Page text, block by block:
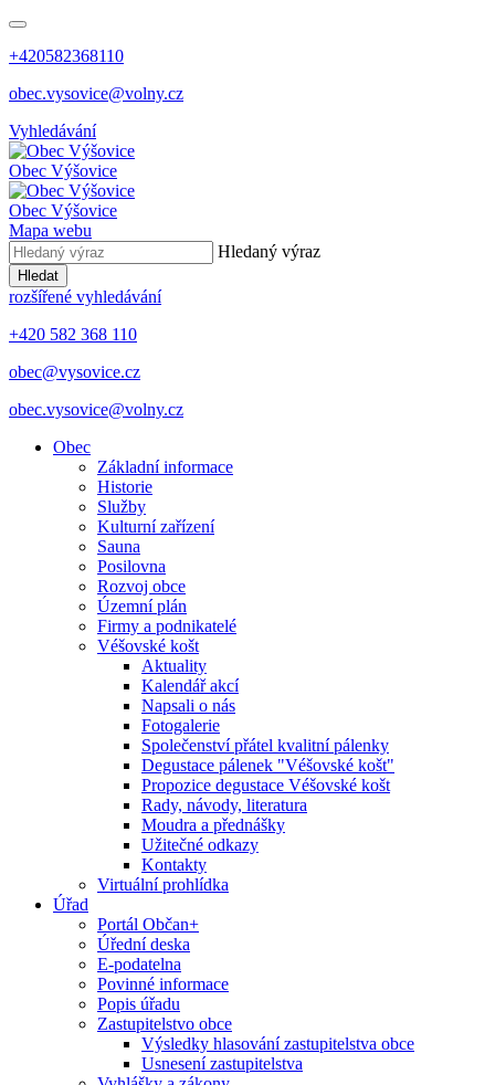
+420582368110
obec.vysovice@volny.cz
Vyhledávání
Obec Výšovice
Obec Výšovice
Mapa webu
Hledaný výraz
Hledat
rozšířené vyhledávání
+420 582 368 110
obec@vysovice.cz
obec.vysovice@volny.cz
Obec
Základní informace
Historie
Služby
Kulturní zařízení
Sauna
Posilovna
Rozvoj obce
Územní plán
Firmy a podnikatelé
Véšovské košt
Aktuality
Kalendář akcí
Napsali o nás
Fotogalerie
Společenství přátel kvalitní pálenky
Degustace pálenek "Véšovské košt"
Propozice degustace Véšovské košt
Rady, návody, literatura
Moudra a přednášky
Užitečné odkazy
Kontakty
Virtuální prohlídka
Úřad
Portál Občan+
Úřední deska
E-podatelna
Povinné informace
Popis úřadu
Zastupitelstvo obce
Výsledky hlasování zastupitelstva obce
Usnesení zastupitelstva